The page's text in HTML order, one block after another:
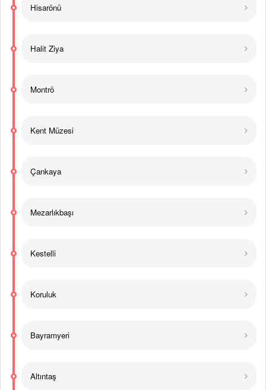
Hisarönü
Halit Ziya
Montrö
Kent Müzesi
Çankaya
Mezarlıkbaşı
Kestelli
Koruluk
Bayramyeri
Altıntaş